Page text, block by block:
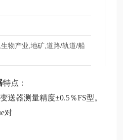
物产业,地矿,道路/轨道/船
特点：
送器测量精度±0.5％FS型。
对